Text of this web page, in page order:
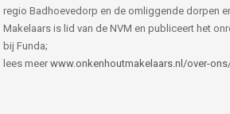
regio Badhoevedorp en de omliggende dorpen
Makelaars is lid van de NVM en publiceert het
bij Funda;
lees meer www.onkenhoutmakelaars.nl/over-